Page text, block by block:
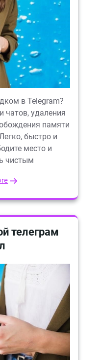
в Telegram?
чатов, удаления
памяти
быстро и
место и
чистым
телеграм